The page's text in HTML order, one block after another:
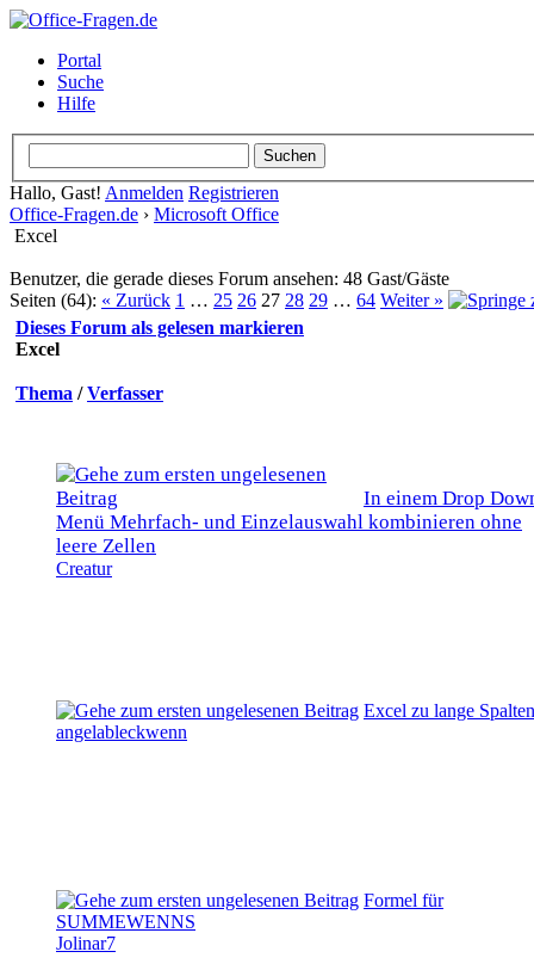
Portal
Suche
Hilfe
Hallo, Gast! Anmelden Registrieren
Office-Fragen.de › Microsoft Office
Excel
Benutzer, die gerade dieses Forum ansehen: 48 Gast/Gäste
Seiten (64): « Zurück 1 … 25 26 27 28 29 … 64 Weiter »
Dieses Forum als gelesen markieren
Excel
Thema /Verfasser
In einem Drop
Menü Mehrfach- und Einzelauswahl kombinieren ohne
leere Zellen
Creatur
Excel zu lange Spalten
angelableckwenn
Formel für
SUMMEWENNS
Jolinar7